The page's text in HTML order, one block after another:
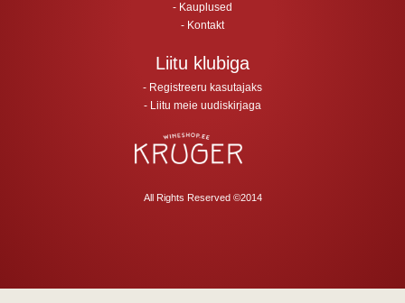
Kauplused
Kontakt
Liitu klubiga
Registreeru kasutajaks
Liitu meie uudiskirjaga
All Rights Reserved ©2014